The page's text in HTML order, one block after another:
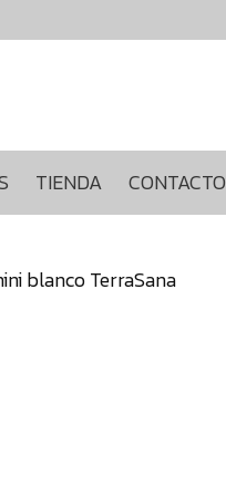
TIENDA CONTACTO
blanco TerraSana